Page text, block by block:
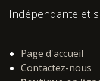
Indépendante et
Page d'accueil
Contactez-nous